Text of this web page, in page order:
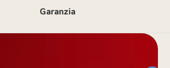
Garanzia